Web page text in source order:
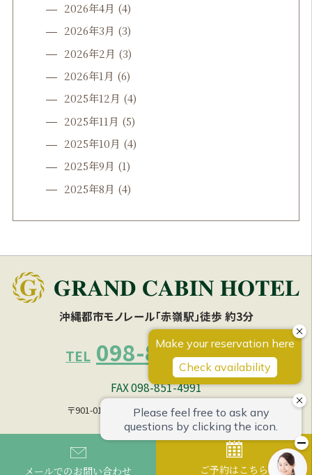
2026年4月 (4)
2026年3月 (3)
2026年2月 (3)
2026年1月 (6)
2025年12月 (4)
2025年11月 (5)
2025年10月 (4)
2025年9月 (1)
2025年8月 (4)
沖縄都市モノレール「赤嶺駅」徒歩 約3分
TEL 098-851-4990
FAX 098-851-4991
〒901-0153 沖縄県那覇市宇栄原1丁目 27の1
メールでのお問い合わせ ご予約はこちら